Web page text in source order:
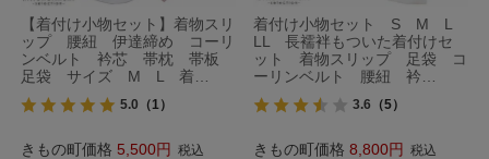
【着付け小物セット】着物スリ
ップ 腰紐 伊達締め コーリ
ンベルト 衿芯 帯枕 帯板
足袋 サイズ M L 着…
5.0 （1）
きもの町価格 5,500 税込
着付け小物セット S M L
LL 長襦袢もついた着付けセ
ット 着物スリップ 足袋 コ
ーリンベルト 腰紐 衿…
3.6 （5）
きもの町価格 8,800 税込